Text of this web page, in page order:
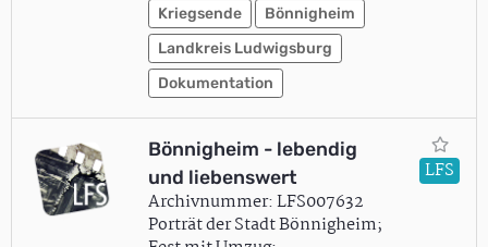
Kriegsende
Bönnigheim
Landkreis Ludwigsburg
Dokumentation
Bönnigheim - lebendig
und liebenswert
Archivnummer: LFS007632
Porträt der Stadt Bönnigheim;
LFS